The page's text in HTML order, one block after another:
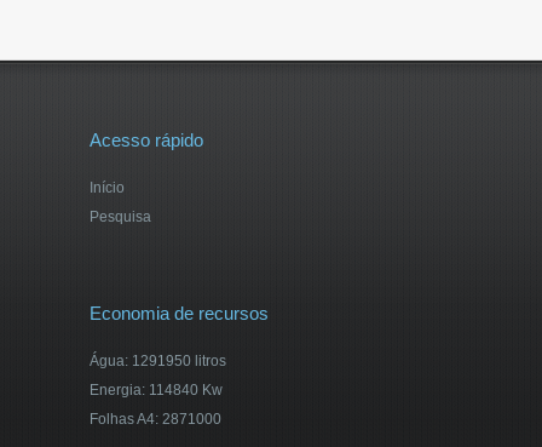
Acesso rápido
Início
Pesquisa
Economia de recursos
Água: 1291950 litros
Energia: 114840 Kw
Folhas A4: 2871000